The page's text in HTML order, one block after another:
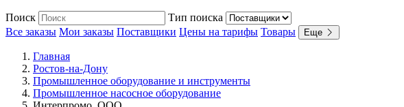
Поиск
Тип поиска
Все заказы Мои заказы Поставщики Цены на тарифы Товары Еще
Главная
Ростов-на-Дону
Промышленное оборудование и инструменты
Промышленное насосное оборудование